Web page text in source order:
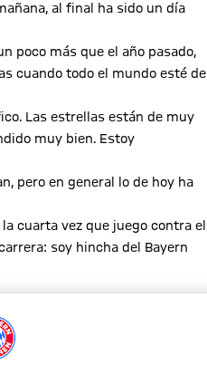
al final ha sido un día
poco más que el año pasado,
cuando todo el mundo esté de
Las estrellas están de muy
muy bien. Estoy
pero en general lo de hoy ha
cuarta vez que juego contra el
soy hincha del Bayern